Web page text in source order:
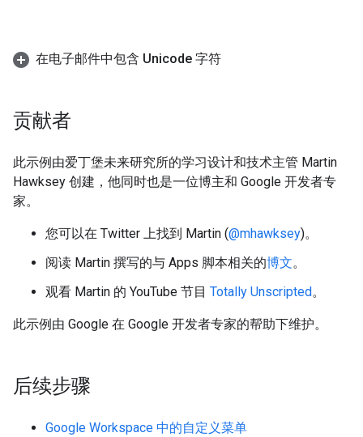
在电子邮件中包含 Unicode 字符
贡献者
此示例由爱丁堡未来研究所的学习设计和技术主管 Martin
Hawksey 创建，他同时也是一位博主和 Google 开发者专
家。
您可以在 Twitter 上找到 Martin (@mhawksey)。
阅读 Martin 撰写的与 Apps 脚本相关的博文。
观看 Martin 的 YouTube 节目 Totally Unscripted。
此示例由 Google 在 Google 开发者专家的帮助下维护。
后续步骤
Google Workspace 中的自定义菜单